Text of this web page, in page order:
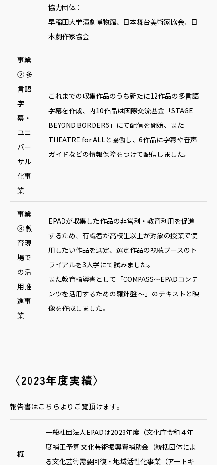
協力団体：
早稲田大学演劇博物館、日本舞台美術家協会、日
本劇作家協会
事業
② 多
言語
字
幕・
ユニ
バー
サル
化事
業
これまでの収集作品のうち新たに12作品の多言語
字幕を作成、内10作品は国際交流基金「STAGE
BEYOND BORDERS」にて配信を開始、また
THEATRE for ALLと協働し、6作品に字幕や音声
ガイドなどの情報保障をつけて配信しました。
事業
③ 教
育現
場で
の活
用推
進事
業
EPADが収集した作品の非営利・教育利用を促進
するため、有識者が高校生以上が対象の授業で使
用したい作品を選定、選定作品の視聴ブースのト
ライアルを3大学にて試みました。
また教育指導書として「COMPASS〜EPADコンテ
ンツを活用するための羅針盤 〜」のテキストと映
像を作成しました。
〈2023年度実績〉
報告書はこちら よりご覧頂けます。
概
一般社団法人EPADは2023年度（文化庁令和４年
度補正予算 文化芸術振興費補助金（統括団体によ
る文化芸術需要回復・地域活性化事業（アートキ